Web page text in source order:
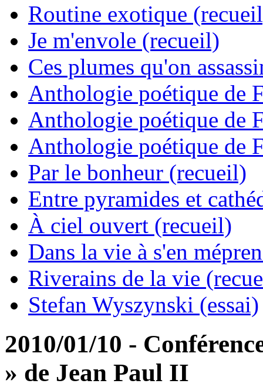
Routine exotique
Je m'envole (recueil)
Ces plumes qu'on
Anthologie poétique de
Anthologie poétique de
Anthologie poétique de
Par le bonheur (recueil)
Entre pyramides et
À ciel ouvert (recueil)
Dans la vie à s'en
Riverains de la vie
Stefan Wyszynski (essai)
2010/01/10 -
» de Jean Paul II